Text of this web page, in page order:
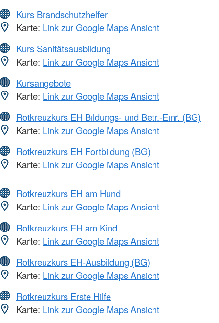
Kurs Brandschutzhelfer
Karte: Link zur Google Maps Ansicht
Kurs Sanitätsausbildung
Karte: Link zur Google Maps Ansicht
Kursangebote
Karte: Link zur Google Maps Ansicht
Rotkreuzkurs EH Bildungs- und Betr.-Einr. (BG)
Karte: Link zur Google Maps Ansicht
Rotkreuzkurs EH Fortbildung (BG)
Karte: Link zur Google Maps Ansicht
Rotkreuzkurs EH am Hund
Karte: Link zur Google Maps Ansicht
Rotkreuzkurs EH am Kind
Karte: Link zur Google Maps Ansicht
Rotkreuzkurs EH-Ausbildung (BG)
Karte: Link zur Google Maps Ansicht
Rotkreuzkurs Erste Hilfe
Karte: Link zur Google Maps Ansicht